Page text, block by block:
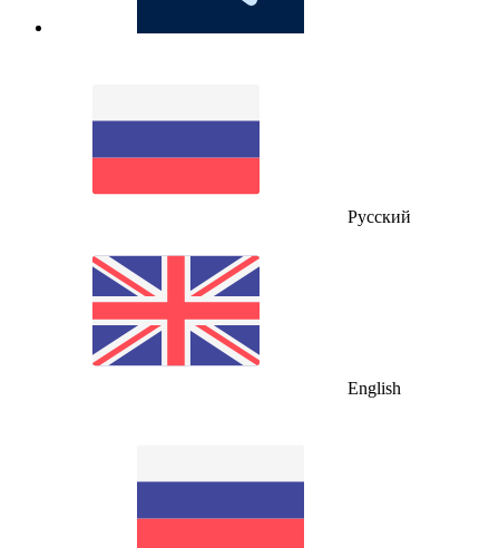
Русский
English